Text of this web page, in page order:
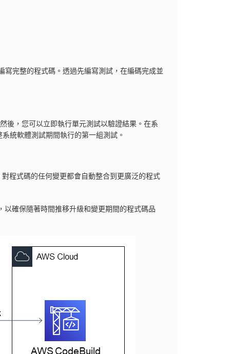
完整的程式碼。透過先編寫測試，在編碼完成並
後，您可以立即執行單元測試以驗證結果。在系
統軟體測試期間執行的第一組測試。
程式碼的任何變更都會自動整合到更廣泛的程式
確保隨著時間推移升級和變更期間的程式碼品